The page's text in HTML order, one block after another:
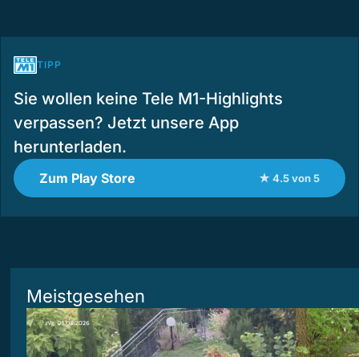
TIPP
Sie wollen keine Tele M1-Highlights
verpassen? Jetzt unsere App
herunterladen.
Zum Play Store ★ 4.5 von 5
Meistgesehen